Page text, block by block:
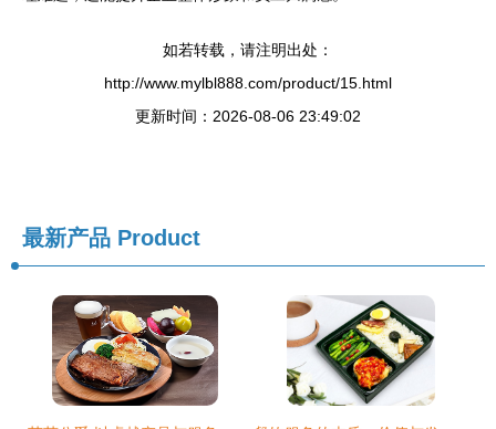
如若转载，请注明出处：
http://www.mylbl888.com/product/15.html
更新时间：2026-08-06 23:49:02
最新产品 Product